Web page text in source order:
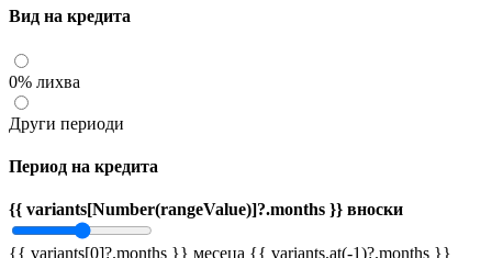
Вид на кредита
0% лихва
Други периоди
Период на кредита
{{ variants[Number(rangeValue)]?.months }} вноски
{{ variants[0]?.months }} месеца {{ variants.at(-1)?.months }}